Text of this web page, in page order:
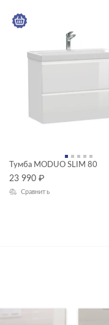
Тумба MODUO SLIM 80
23 990 ₽
Сравнить